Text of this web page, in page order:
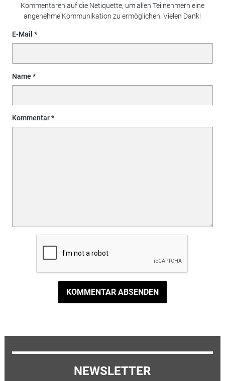
Kommentaren auf die Netiquette, um allen Teilnehmern eine
angenehme Kommunikation zu ermöglichen. Vielen Dank!
E-Mail
Name
Kommentar
KOMMENTAR ABSENDEN
NEWSLETTER